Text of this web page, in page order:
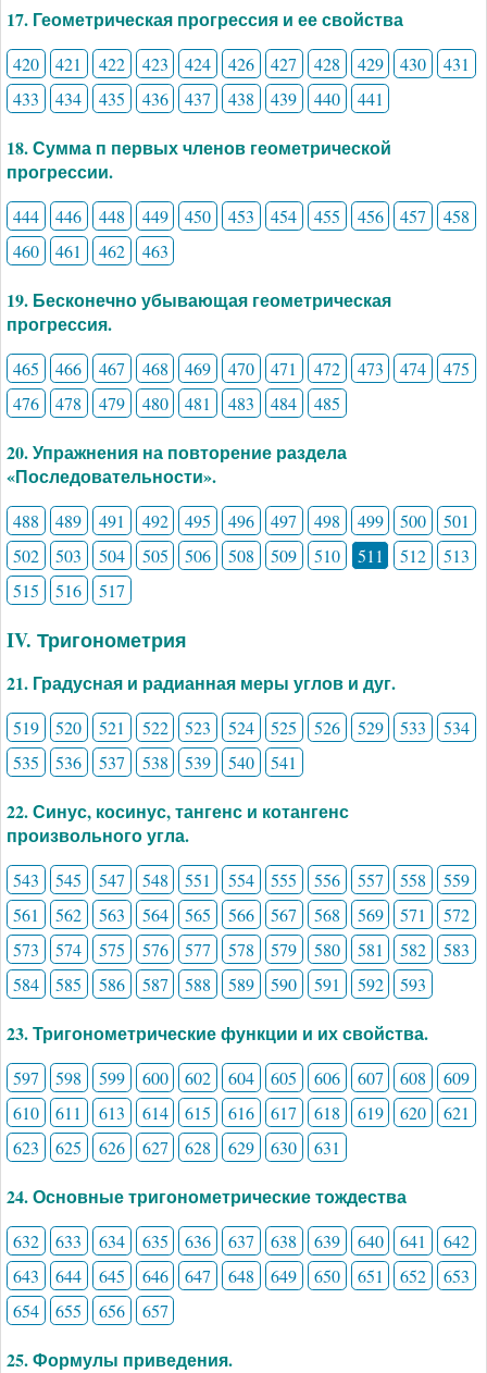
17. Геометрическая прогрессия и ее свойства
420 421 422 423 424 426 427 428 429 430
431
433
434 435 436 437 438 439 440 441
18. Сумма п первых членов геометрической
прогрессии.
444 446 448 449 450 453 454 455 456 457
458
460
461 462 463
19. Бесконечно убывающая геометрическая
прогрессия.
465 466 467 468 469 470 471 472 473 474
475
476
478 479 480 481 483 484 485
20. Упражнения на повторение раздела
«Последовательности».
488 489 491 492 495 496 497 498 499 500
501
502
503 504 505 506 508 509 510 511 512
513
515
516 517
IV. Тригонометрия
21. Градусная и радианная меры углов и дуг.
519 520 521 522 523 524 525 526 529 533
534
535
536 537 538 539 540 541
22. Синус, косинус, тангенс и котангенс
произвольного угла.
543 545 547 548 551 554 555 556 557 558
559
561
562 563 564 565 566 567 568 569 571
572
573
574 575 576 577 578 579 580 581 582
583
584
585 586 587 588 589 590 591 592 593
23. Тригонометрические функции и их свойства.
597 598 599 600 602 604 605 606 607 608
609
610
611 613 614 615 616 617 618 619 620
621
623
625 626 627 628 629 630 631
24. Основные тригонометрические тождества
632 633 634 635 636 637 638 639 640 641
642
643
644 645 646 647 648 649 650 651 652
653
654
655 656 657
25. Формулы приведения.